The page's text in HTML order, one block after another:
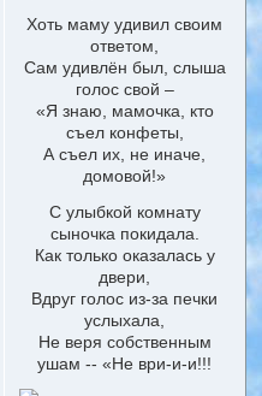
Хоть маму удивил своим
ответом,
Сам удивлён был, слыша
голос свой –
«Я знаю, мамочка, кто
съел конфеты,
А съел их, не иначе,
домовой!»
С улыбкой комнату
сыночка покидала.
Как только оказалась у
двери,
Вдруг голос из-за печки
услыхала,
Не веря собственным
ушам -- «Не ври-и-и!!!